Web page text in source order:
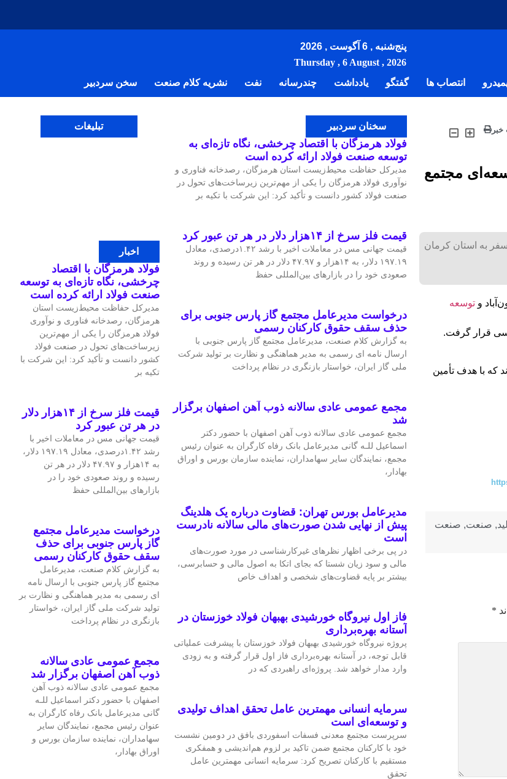
پنج‌شنبه , 6 آگوست , 2026
Thursday , 6 August , 2026
انتصاب ها گفتگو یادداشت چندرسانه نفت نشریه کلام صنعت سخن سردبیر
مجتمع
به استان کرمان
و توسعه
قرار گرفت.
با هدف تأمین
, صنعت, صنعت
*
سخنان سردبیر
فولاد هرمزگان با اقتصاد چرخشی، نگاه تازه‌ای به
توسعه صنعت فولاد ارائه کرده است
مدیرکل حفاظت محیط‌زیست استان هرمزگان، رصدخانه فناوری و
نوآوری فولاد هرمزگان را یکی از مهم‌ترین زیرساخت‌های تحول در
صنعت فولاد کشور دانست و تأکید کرد: این شرکت با تکیه بر
قیمت فلز سرخ از ۱۴هزار دلار در هر تن عبور کرد
قیمت جهانی مس در معاملات اخیر با رشد ۱.۴۲درصدی، معادل
۱۹۷.۱۹ دلار، به ۱۴هزار و ۴۷.۹۷ دلار در هر تن رسیده و روند
صعودی خود را در بازارهای بین‌المللی حفظ
درخواست مدیرعامل مجتمع گاز پارس جنوبی برای
حذف سقف حقوق کارکنان رسمی
به گزارش کلام صنعت، مدیرعامل مجتمع گاز پارس جنوبی با
ارسال نامه ای رسمی به مدیر هماهنگی و نظارت بر تولید شرکت
ملی گاز ایران، خواستار بازنگری در نظام پرداخت
مجمع عمومی عادی سالانه ذوب آهن اصفهان برگزار
شد
مجمع عمومی عادی سالانه ذوب آهن اصفهان با حضور دکتر
اسماعیل للـه گانی مدیرعامل بانک رفاه کارگران به عنوان رئیس
مجمع، نمایندگان سایر سهامداران، نماینده سازمان بورس و اوراق
بهادار،
مدیرعامل بورس تهران: قضاوت درباره یک هلدینگ
پیش از نهایی شدن صورت‌های مالی سالانه نادرست
است
در پی برخی اظهار نظرهای غیرکارشناسی در مورد صورت‌های
مالی و سود زیان شستا که بجای اتکا به اصول مالی و حسابرسی،
بیشتر بر پایه قضاوت‌‌های شخصی و اهداف خاص
فاز اول نیروگاه خورشیدی بهبهان فولاد خوزستان در
آستانه بهره‌برداری
پروژه نیروگاه خورشیدی بهبهان فولاد خوزستان با پیشرفت عملیاتی
قابل‌ توجه، در آستانه بهره‌برداری فاز اول قرار گرفته و به‌ زودی
وارد مدار خواهد شد. پروژه‌ای راهبردی که در
سرمایه انسانی مهمترین عامل تحقق اهداف تولیدی
و توسعه‌ای است
سرپرست مجتمع معدنی فسفات اسفوردی بافق در دومین نشست
خود با کارکنان مجتمع ضمن تاکید بر لزوم هم‌اندیشی و همفکری
مستقیم با کارکنان تصریح کرد: سرمایه انسانی مهمترین عامل
تحقق
تبلیغات
اخبار
فولاد هرمزگان با اقتصاد
چرخشی، نگاه تازه‌ای به توسعه
صنعت فولاد ارائه کرده است
مدیرکل حفاظت محیط‌زیست استان
هرمزگان، رصدخانه فناوری و نوآوری
فولاد هرمزگان را یکی از مهم‌ترین
زیرساخت‌های تحول در صنعت فولاد
کشور دانست و تأکید کرد: این شرکت با
تکیه بر
قیمت فلز سرخ از ۱۴هزار دلار
در هر تن عبور کرد
قیمت جهانی مس در معاملات اخیر با
رشد ۱.۴۲درصدی، معادل ۱۹۷.۱۹ دلار،
به ۱۴هزار و ۴۷.۹۷ دلار در هر تن
رسیده و روند صعودی خود را در
بازارهای بین‌المللی حفظ
درخواست مدیرعامل مجتمع
گاز پارس جنوبی برای حذف
سقف حقوق کارکنان رسمی
به گزارش کلام صنعت، مدیرعامل
مجتمع گاز پارس جنوبی با ارسال نامه
ای رسمی به مدیر هماهنگی و نظارت بر
تولید شرکت ملی گاز ایران، خواستار
بازنگری در نظام پرداخت
مجمع عمومی عادی سالانه
ذوب آهن اصفهان برگزار شد
مجمع عمومی عادی سالانه ذوب آهن
اصفهان با حضور دکتر اسماعیل للـه
گانی مدیرعامل بانک رفاه کارگران به
عنوان رئیس مجمع، نمایندگان سایر
سهامداران، نماینده سازمان بورس و
اوراق بهادار،